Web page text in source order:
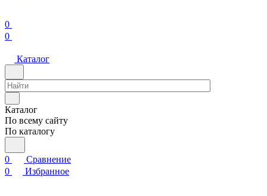
0
0
Каталог
Каталог
По всему сайту
По каталогу
0
Сравнение
0
Избранное